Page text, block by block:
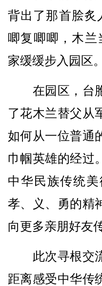
背出了那首脍炙
唧复唧唧，木
家缓缓步入园区。
在园区，台胞
了花木兰替父从
如何从一位普通
巾帼英雄的经过
中华民族传统
孝、义、勇的精
向更多亲朋好友
此次寻根交流
距离感受中华传